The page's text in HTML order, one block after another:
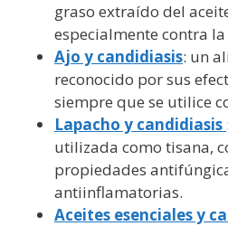
graso extraído del
especialmente contra
Ajo y candidiasis: un
reconocido por sus
siempre que se utilice
Lapacho y candidiasis
utilizada como tisana,
propiedades
antiinflamatorias.
Aceites esenciales y